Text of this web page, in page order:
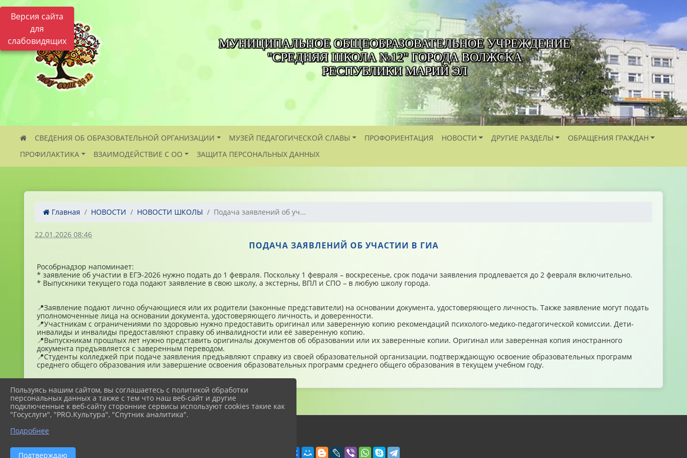
Версия сайта
для
слабовидящих
МУНИЦИПАЛЬНОЕ ОБЩЕОБРАЗОВАТЕЛЬНОЕ УЧРЕЖДЕНИЕ
"СРЕДНЯЯ ШКОЛА №12" ГОРОДА ВОЛЖСКА
РЕСПУБЛИКИ МАРИЙ ЭЛ
СВЕДЕНИЯ ОБ ОБРАЗОВАТЕЛЬНОЙ ОРГАНИЗАЦИИ МУЗЕЙ ПЕДАГОГИЧЕСКОЙ СЛАВЫ ПРОФОРИЕНТАЦИЯ НОВОСТИ ДРУГИЕ РАЗДЕЛЫ
ОБРАЩЕНИЯ ГРАЖДАН
ПРОФИЛАКТИКА
ВЗАИМОДЕЙСТВИЕ С ОО ЗАЩИТА ПЕРСОНАЛЬНЫХ ДАННЫХ
Главная НОВОСТИ НОВОСТИ ШКОЛЫ Подача заявлений об уч...
22.01.2026 08:46
ПОДАЧА ЗАЯВЛЕНИЙ ОБ УЧАСТИИ В ГИА
Рособрнадзор напоминает:
* заявление об участии в ЕГЭ-2026 нужно подать до 1 февраля. Поскольку 1 февраля – воскресенье, срок подачи заявления продлевается до 2 февраля включительно.
* Выпускники текущего года подают заявление в свою школу, а экстерны, ВПЛ и СПО – в любую школу города.
📍Заявление подают лично обучающиеся или их родители (законные представители) на основании документа, удостоверяющего личность. Также заявление могут подать
уполномоченные лица на основании документа, удостоверяющего личность, и доверенности.
📍Участникам с ограничениями по здоровью нужно предоставить оригинал или заверенную копию рекомендаций психолого-медико-педагогической комиссии. Дети-
инвалиды и инвалиды предоставляют справку об инвалидности или её заверенную копию.
📍Выпускникам прошлых лет нужно представить оригиналы документов об образовании или их заверенные копии. Оригинал или заверенная копия иностранного
документа предъявляется с заверенным переводом.
📍Студенты колледжей при подаче заявления предъявляют справку из своей образовательной организации, подтверждающую освоение образовательных программ
среднего общего образования или завершение освоения образовательных программ среднего общего образования в текущем учебном году.
Пользуясь нашим сайтом, вы соглашаетесь с политикой обработки
персональных данных а также с тем что наш веб-сайт и другие
подключенные к веб-сайту сторонние сервисы используют cookies такие как
"Госуслуги", "PRO.Культура", "Спутник аналитика".
Подробнее
Подтверждаю